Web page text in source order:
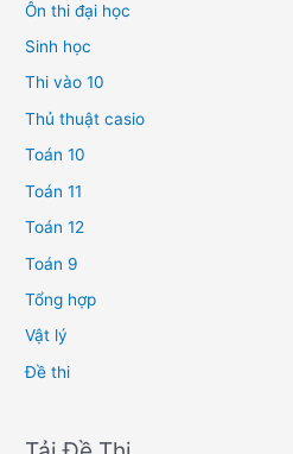
Ôn thi đại học
Sinh học
Thi vào 10
Thủ thuật casio
Toán 10
Toán 11
Toán 12
Toán 9
Tổng hợp
Vật lý
Đề thi